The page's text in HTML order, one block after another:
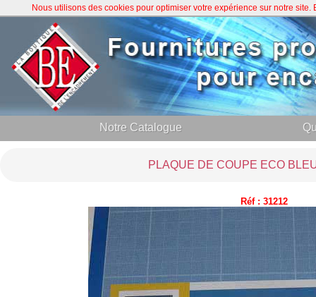
Notre Catalogue
PLAQUE DE COUPE ECO
Réf : 31212
Nous utilisons des cookies pour optimiser votre expérience sur notre